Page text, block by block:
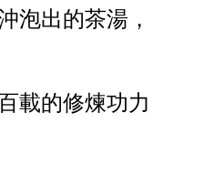
泡出的茶湯，
載的修煉功力